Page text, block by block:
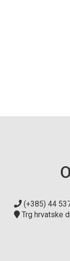
(+385) 44
Trg hrvatske